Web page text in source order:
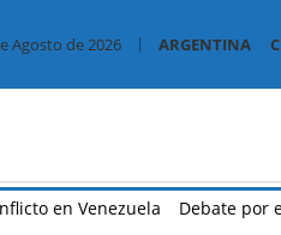
Agosto de 2026 ARGENTINA
en Venezuela Debate por